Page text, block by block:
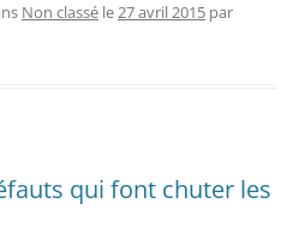
Non classé le27 avril 2015 par
qui font chuter les